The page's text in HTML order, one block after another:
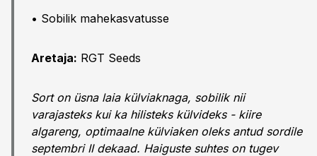
• Sobilik mahekasvatusse
Aretaja: RGT Seeds
Sort on üsna laia külviaknaga, sobilik nii
varajasteks kui ka hilisteks külvideks - kiire
algareng, optimaalne külviaken oleks antud sordile
septembri II dekaad. Haiguste suhtes on tugev